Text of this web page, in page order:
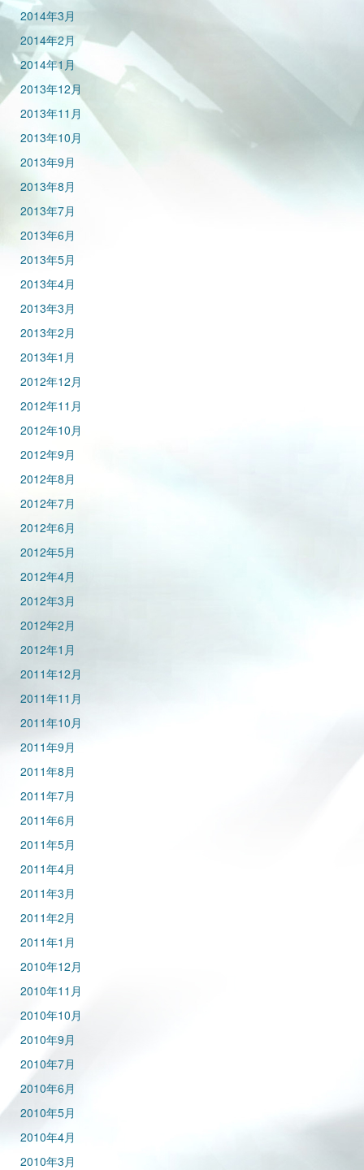
2014年3月
2014年2月
2014年1月
2013年12月
2013年11月
2013年10月
2013年9月
2013年8月
2013年7月
2013年6月
2013年5月
2013年4月
2013年3月
2013年2月
2013年1月
2012年12月
2012年11月
2012年10月
2012年9月
2012年8月
2012年7月
2012年6月
2012年5月
2012年4月
2012年3月
2012年2月
2012年1月
2011年12月
2011年11月
2011年10月
2011年9月
2011年8月
2011年7月
2011年6月
2011年5月
2011年4月
2011年3月
2011年2月
2011年1月
2010年12月
2010年11月
2010年10月
2010年9月
2010年7月
2010年6月
2010年5月
2010年4月
2010年3月